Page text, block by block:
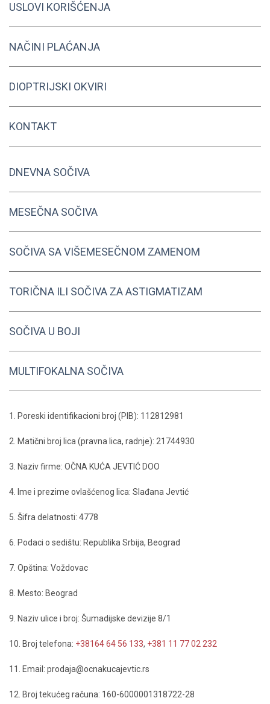
USLOVI KORIŠĆENJA
NAČINI PLAĆANJA
DIOPTRIJSKI OKVIRI
KONTAKT
DNEVNA SOČIVA
MESEČNA SOČIVA
SOČIVA SA VIŠEMESEČNOM ZAMENOM
TORIČNA ILI SOČIVA ZA ASTIGMATIZAM
SOČIVA U BOJI
MULTIFOKALNA SOČIVA
1. Poreski identifikacioni broj (PIB): 112812981
2. Matični broj lica (pravna lica, radnje): 21744930
3. Naziv firme: OČNA KUĆA JEVTIĆ DOO
4. Ime i prezime ovlašćenog lica: Slađana Jevtić
5. Šifra delatnosti: 4778
6. Podaci o sedištu: Republika Srbija, Beograd
7. Opština: Voždovac
8. Mesto: Beograd
9. Naziv ulice i broj: Šumadijske devizije 8/1
10. Broj telefona: +38164 64 56 133, +381 11 77 02 232
11. Email: prodaja@ocnakucajevtic.rs
12. Broj tekućeg računa: 160-6000001318722-28